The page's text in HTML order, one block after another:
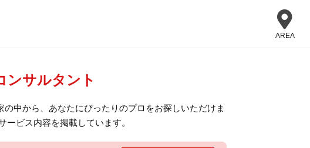
AREA
ンサルタント
中から、あなたにぴったりのプロをお探しいただけま
ビス内容を掲載しています。